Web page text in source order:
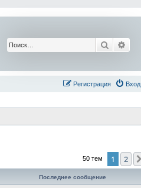
Поиск
Вход
Регистрация
50 тем 1 2
Последнее сообщение